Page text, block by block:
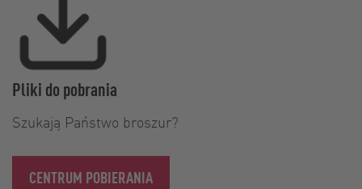
Pliki do pobrania
Szukają Państwo broszur?
CENTRUM POBIERANIA